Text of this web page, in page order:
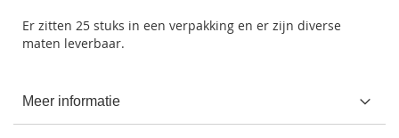
Er zitten 25 stuks in een verpakking en er zijn diverse
maten leverbaar.
Meer informatie